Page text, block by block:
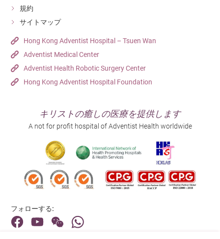
規約
サイトマップ
Hong Kong Adventist Hospital – Tsuen Wan
Adventist Medical Center
Adventist Health Robotic Surgery Center
Hong Kong Adventist Hospital Foundation
キリストの癒しの医療を提供します
A not for profit hospital of Adventist Health worldwide
フォローする: